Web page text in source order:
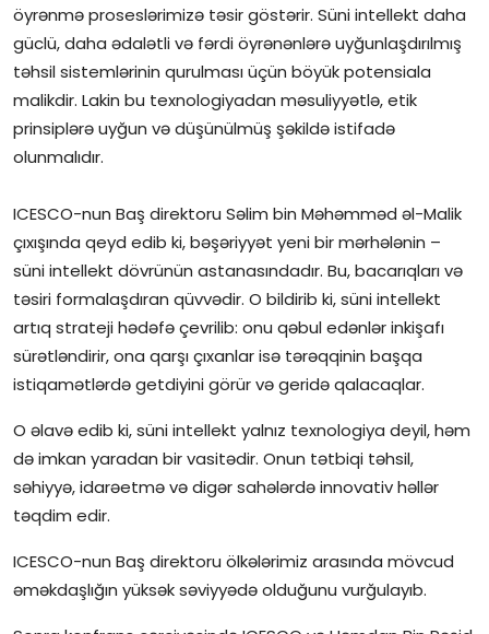
öyrənmə proseslərimizə təsir göstərir. Süni intellekt daha
güclü, daha ədalətli və fərdi öyrənənlərə uyğunlaşdırılmış
təhsil sistemlərinin qurulması üçün böyük potensiala
malikdir. Lakin bu texnologiyadan məsuliyyətlə, etik
prinsiplərə uyğun və düşünülmüş şəkildə istifadə
olunmalıdır.
ICESCO-nun Baş direktoru Səlim bin Məhəmməd əl-Malik
çıxışında qeyd edib ki, bəşəriyyət yeni bir mərhələnin –
süni intellekt dövrünün astanasındadır. Bu, bacarıqları və
təsiri formalaşdıran qüvvədir. O bildirib ki, süni intellekt
artıq strateji hədəfə çevrilib: onu qəbul edənlər inkişafı
sürətləndirir, ona qarşı çıxanlar isə tərəqqinin başqa
istiqamətlərdə getdiyini görür və geridə qalacaqlar.
O əlavə edib ki, süni intellekt yalnız texnologiya deyil, həm
də imkan yaradan bir vasitədir. Onun tətbiqi təhsil,
səhiyyə, idarəetmə və digər sahələrdə innovativ həllər
təqdim edir.
ICESCO-nun Baş direktoru ölkələrimiz arasında mövcud
əməkdaşlığın yüksək səviyyədə olduğunu vurğulayıb.